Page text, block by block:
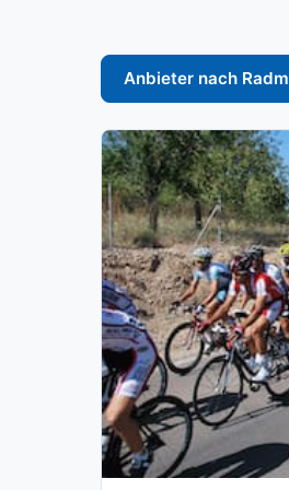
Anbieter nach